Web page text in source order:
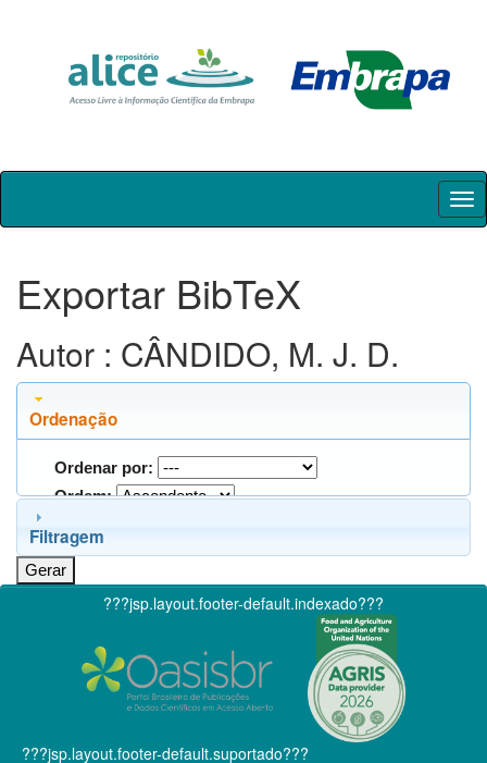
Skip
Exportar BibTeX
Autor : CÂNDIDO, M. J. D.
Ordenação
Ordenar por:
Ordem:
Filtragem
???jsp.layout.footer-default.indexado???
???jsp.layout.footer-default.suportado???